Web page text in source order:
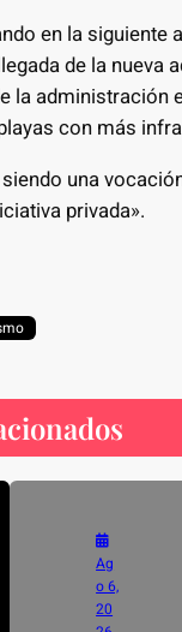
en la siguiente
de la nueva
la administración
con más
una
privada».
Ag
o 6,
20